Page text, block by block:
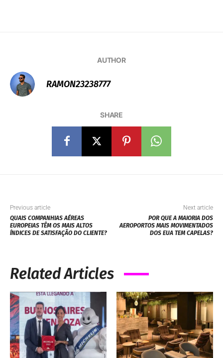
AUTHOR
RAMON23238777
SHARE
Previous article
QUAIS COMPANHIAS AÉREAS
EUROPEIAS TÊM OS MAIS ALTOS
ÍNDICES DE SATISFAÇÃO DO CLIENTE?
Next article
POR QUE A MAIORIA DOS
AEROPORTOS MAIS MOVIMENTADOS
DOS EUA TEM CAPELAS?
Related Articles